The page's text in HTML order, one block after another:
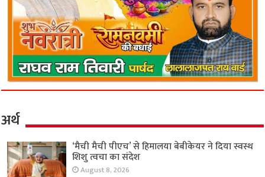
अर्थ
‘मैची मैची पीएच’ से हिमालया बेबीकेयर ने दिया स्वस्थ
शिशु त्वचा का संदेश
August 8, 2026